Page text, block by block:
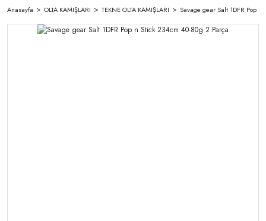
Anasayfa OLTA KAMIŞLARI TEKNE OLTA KAMIŞLARI Savage gear Salt 1DFR Pop